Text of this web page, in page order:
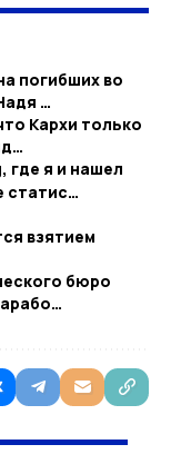
погибших во
…
Кархи только
где я и нашел
статис…​
взятием
бюро